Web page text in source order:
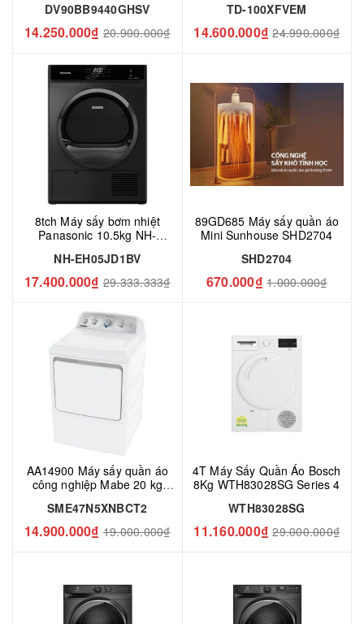
DV90BB9440GHSV
14.250.000₫ 20.900.000₫
TD-100XFVEM
14.600.000₫ 24.990.000₫
8tch Máy sấy bơm nhiệt
Panasonic 10.5kg NH-
NH-EH05JD1BV
17.400.000₫ 29.333.333₫
89GD685 Máy sấy quần áo
Mini Sunhouse SHD2704
SHD2704
670.000₫ 1.000.000₫
AA14900 Máy sấy quần áo
công nghiệp Mabe 20 kg
SME47N5XNBCT2
14.900.000₫ 19.000.000₫
4T Máy Sấy Quần Áo Bosch
8Kg WTH83028SG Series 4
WTH83028SG
11.160.000₫ 29.000.000₫